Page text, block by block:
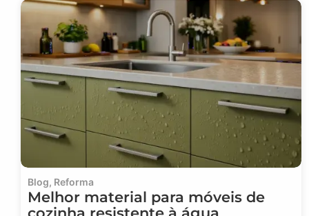
Blog, Reforma
Melhor material para móveis de